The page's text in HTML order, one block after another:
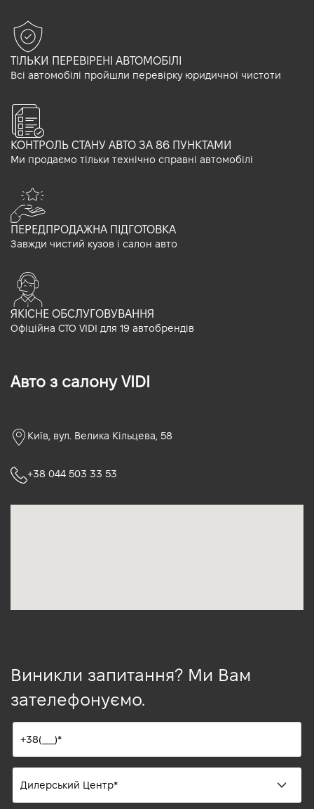
ТІЛЬКИ ПЕРЕВІРЕНІ АВТОМОБІЛІ
Всі автомобілі пройшли перевірку юридичної чистоти
КОНТРОЛЬ СТАНУ АВТО ЗА 86 ПУНКТАМИ
Ми продаємо тільки технічно справні автомобілі
ПЕРЕДПРОДАЖНА ПІДГОТОВКА
Завжди чистий кузов і салон авто
ЯКІСНЕ ОБСЛУГОВУВАННЯ
Офіційна СТО VIDI для 19 автобрендів
Авто з салону VIDI
Київ, вул. Велика Кільцева, 58
+38 044 503 33 53
Виникли запитання? Ми Вам
зателефонуємо.